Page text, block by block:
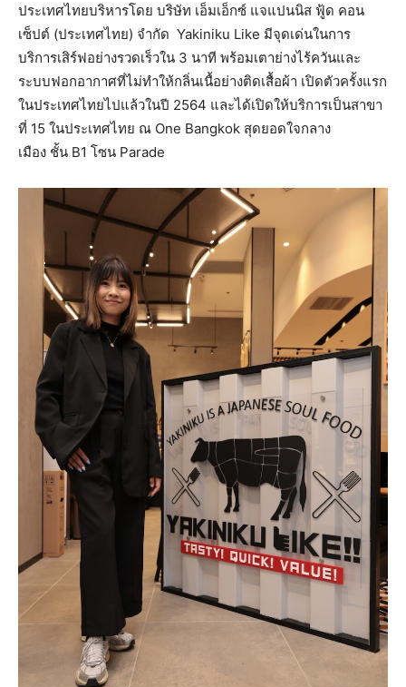
ประเทศไทยบริหารโดย บริษัท เอ็มเอ็กซ์ แจแปนนิส ฟู้ด คอน
เซ็ปต์ (ประเทศไทย) จำกัด Yakiniku Like มีจุดเด่นในการ
บริการเสิร์ฟอย่างรวดเร็วใน 3 นาที พร้อมเตาย่างไร้ควันและ
ระบบฟอกอากาศที่ไม่ทำให้กลิ่นเนื้อย่างติดเสื้อผ้า เปิดตัวครั้งแรก
ในประเทศไทยไปแล้วในปี 2564 และได้เปิดให้บริการเป็นสาขา
ที่ 15 ในประเทศไทย ณ One Bangkok สุดยอดใจกลาง
เมือง ชั้น B1 โซน Parade